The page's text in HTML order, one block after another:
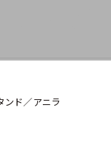
ンド／アニラ